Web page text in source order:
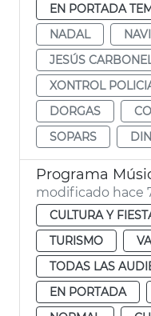
EN PORTADA
NADAL
JESÚS
XONTROL
DORGAS
SOPARS
Programa
modificado hace
CULTURA Y
TURISMO
TODAS LAS
EN PORTADA